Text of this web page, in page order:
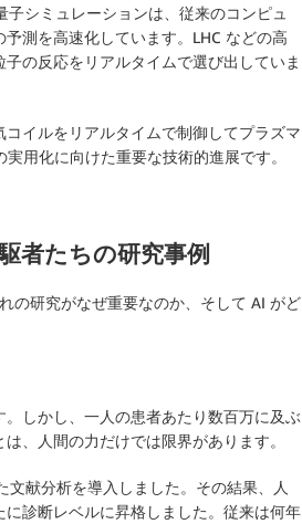
シミュレーションは、従来のコンピュ
測を高速化しています。LHC などの高
の反応をリアルタイムで選び出していま
イルをリアルタイムで制御してプラズマ
用化に向けた重要な技術的進展です。
者たちの研究事例
の研究がなぜ重要なのか、そして AI がど
しかし、一人の患者あたり数百万に及ぶ
、人間の力だけでは限界があります。
文献分析を導入しました。その結果、人
診断レベルに昇格しました。従来は何年